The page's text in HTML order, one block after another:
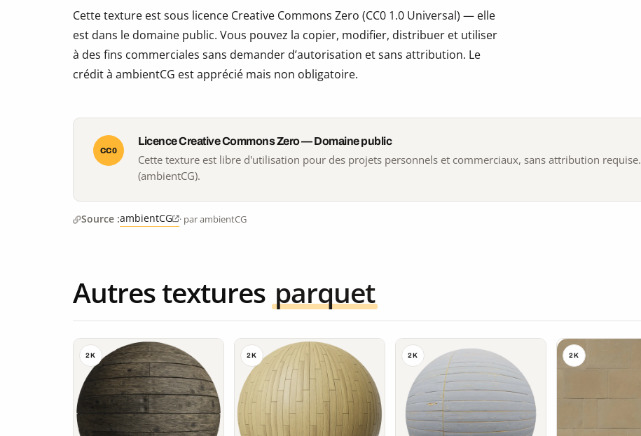
Cette texture est sous licence Creative Commons Zero (CC0 1.0 Universal) — elle
est dans le domaine public. Vous pouvez la copier, modifier, distribuer et utiliser
à des fins commerciales sans demander d’autorisation et sans attribution. Le
crédit à ambientCG est apprécié mais non obligatoire.
CC0
Licence Creative Commons Zero — Domaine public
Cette texture est libre d'utilisation pour des projets personnels et commerciaux, sans attribution requise.
(ambientCG).
Source :ambientCG · par ambientCG
Autres textures parquet
2K 2K 2K 2K